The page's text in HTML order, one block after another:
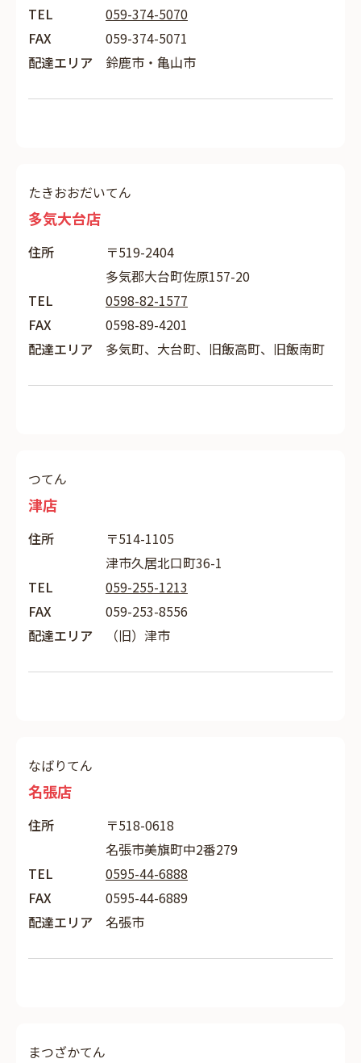
TEL
059-374-5070
FAX
059-374-5071
配達エリア
鈴鹿市・亀山市
たきおおだいてん
多気大台店
住所
〒519-2404
多気郡大台町佐原157-20
TEL
0598-82-1577
FAX
0598-89-4201
配達エリア
多気町、大台町、旧飯高町、旧飯南町
つてん
津店
住所
〒514-1105
津市久居北口町36-1
TEL
059-255-1213
FAX
059-253-8556
配達エリア
（旧）津市
なばりてん
名張店
住所
〒518-0618
名張市美旗町中2番279
TEL
0595-44-6888
FAX
0595-44-6889
配達エリア
名張市
まつざかてん